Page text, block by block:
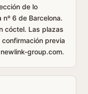
de lo
6 de Barcelona.
cóctel. Las plazas
previa
group.com.